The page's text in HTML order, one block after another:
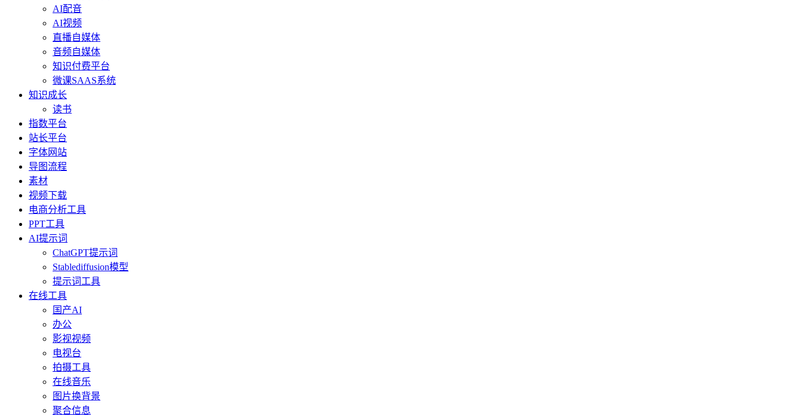
AI配音
AI视频
直播自媒体
音频自媒体
知识付费平台
微课SAAS系统
知识成长
读书
指数平台
站长平台
字体网站
导图流程
素材
视频下载
电商分析工具
PPT工具
AI提示词
ChatGPT提示词
Stablediffusion模型
提示词工具
在线工具
国产AI
办公
影视视频
电视台
拍摄工具
在线音乐
图片换背景
聚合信息